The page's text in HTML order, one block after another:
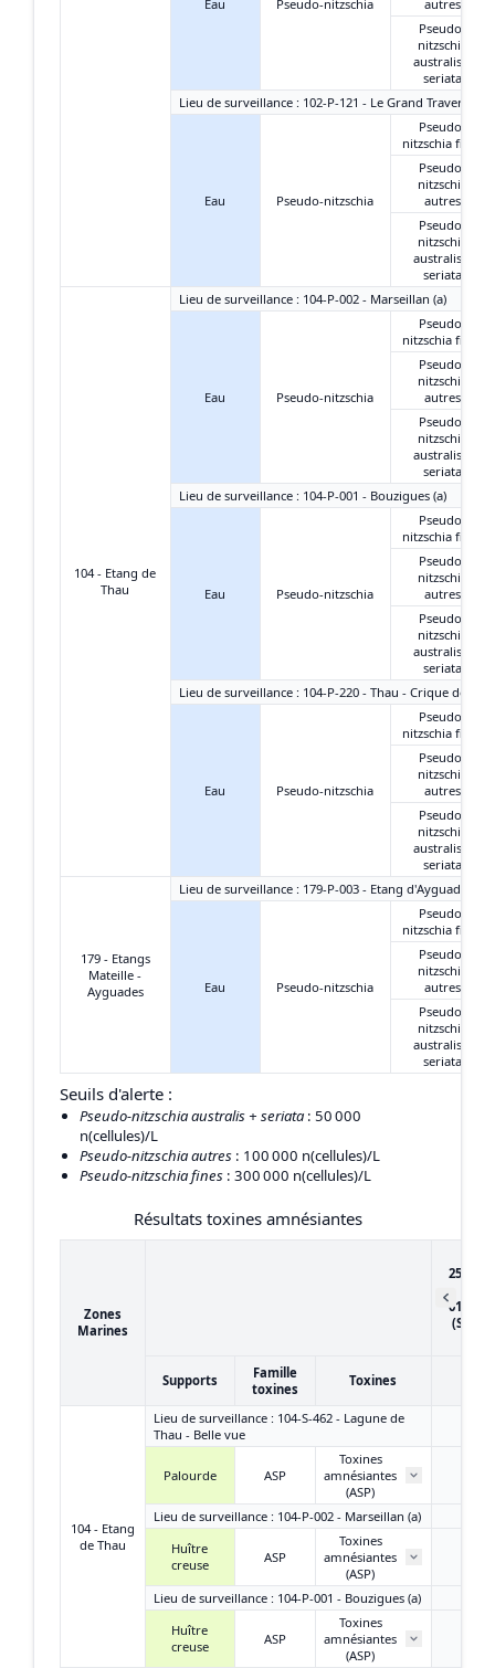
Eau Pseudo-nitzschia
autres
Pseudo-
nitzschia
australis +
seriata
Lieu de surveillance : 102-P-121 - Le Grand Travers
Eau Pseudo-nitzschia
Pseudo-
nitzschia fines
Pseudo-
nitzschia
autres
Pseudo-
nitzschia
australis +
seriata
104 - Etang de
Thau
Lieu de surveillance : 104-P-002 - Marseillan (a)
Eau Pseudo-nitzschia
Pseudo-
nitzschia fines
Pseudo-
nitzschia
autres
Pseudo-
nitzschia
australis +
seriata
Lieu de surveillance : 104-P-001 - Bouzigues (a)
Eau Pseudo-nitzschia
Pseudo-
nitzschia fines
Pseudo-
nitzschia
autres
Pseudo-
nitzschia
australis +
seriata
Lieu de surveillance : 104-P-220 - Thau - Crique de
Eau Pseudo-nitzschia
Pseudo-
nitzschia fines
Pseudo-
nitzschia
autres
Pseudo-
nitzschia
australis +
seriata
179 - Etangs
Mateille -
Ayguades
Lieu de surveillance : 179-P-003 - Etang d'Ayguades -
Eau Pseudo-nitzschia
Pseudo-
nitzschia fines
Pseudo-
nitzschia
autres
Pseudo-
nitzschia
australis +
seriata
Seuils d'alerte :
Pseudo-nitzschia australis + seriata : 50 000
n(cellules)/L
Pseudo-nitzschia autres : 100 000 n(cellules)/L
Pseudo-nitzschia fines : 300 000 n(cellules)/L
Résultats toxines amnésiantes
Zones
Marines
25/04/
01/05/
Supports
Famille
toxines
Toxines
104 - Etang
de Thau
Lieu de surveillance : 104-S-462 - Lagune de
Thau - Belle vue
Palourde ASP
Toxines
amnésiantes
(ASP)
Lieu de surveillance : 104-P-002 - Marseillan (a)
Huître
creuse
ASP
Toxines
amnésiantes
(ASP)
Lieu de surveillance : 104-P-001 - Bouzigues (a)
Huître
creuse
ASP
Toxines
amnésiantes
(ASP)